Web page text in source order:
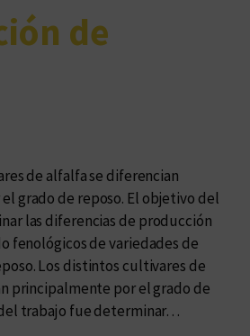
de
de alfalfa se diferencian
grado de reposo. El objetivo del
las diferencias de producción
fenológicos de variedades de
Los distintos cultivares de
principalmente por el grado de
trabajo fue determinar…